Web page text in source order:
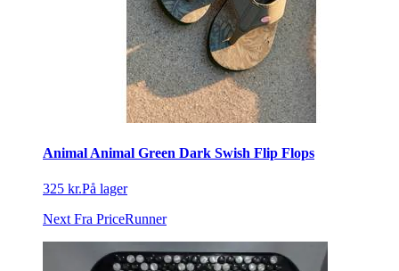
Animal Animal Green Dark Swish Flip Flops
325 kr.På lager
Next Fra PriceRunner